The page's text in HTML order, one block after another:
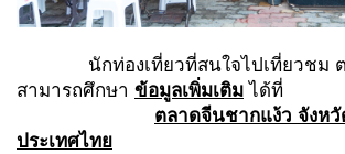
นักท่องเที่ยวที่สนใจไปเที่ยวชม
สามารถศึกษา ข้อมูลเพิ่มเติม ได้ที่
ตลาดจีนชากแง้ว จังห
ประเทศไทย